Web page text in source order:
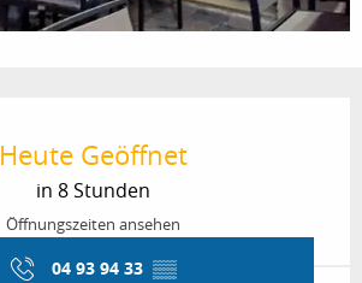
Heute Geöffnet
in 8 Stunden
Öffnungszeiten ansehen
04 93 94 33 ▒▒